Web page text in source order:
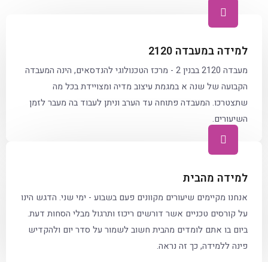
למידה במעבדה 2120
מעבדה 2120 בבנין 2 - מרכז הטכנולוגי להנדסאים, הינה המעבדה
הקבועה של שנה א במגמת עיצוב מדיה ומצויידת בכל מה
שתצטרכו. המעבדה פתוחה עד הערב וניתן לעבוד בה מעבר לזמן
השיעורים.
למידה מהבית
אנחנו מקיימים שיעורים מקוונים פעם בשבוע - ימי שני. הדגש הינו
על קורסים טכניים אשר דורשים ריכוז ותרגול מבלי הסחות דעת.
ביום בו אתם לומדים מהבית חשוב לשמור על סדר יום ולהקדיש
פינה ללמידה, כך זה נראה.